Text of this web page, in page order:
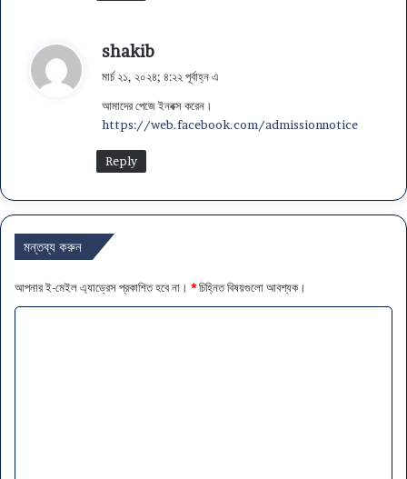
shakib
ন
:
মার্চ ২১, ২০২৪; ৪:২২ পূর্বাহ্ন এ
আমাদের পেজে ইনবক্স করেন।
https://web.facebook.com/admissionnotice
Reply
মন্তব্য করুন
আপনার ই-মেইল এ্যাড্রেস প্রকাশিত হবে না। *চিহ্নিত বিষয়গুলো আবশ্যক।